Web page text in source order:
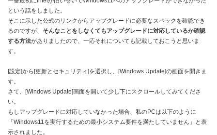
という話をしました。
そこに示した公式のリンクからアップグレードに必要なスペックを確認でき
るのですが、 そんなことをしなくてもアップグレードに対応しているか確認
する方法がありましたので、一応それについても記載しておこうと思いま
す。
[設定]から[更新とセキュリティ]を選択し、[Windows Update]の画面を開きま
す。
さて、[Windows Update]画面を開いて少し下にスクロールしてみてくださ
い。
もしアップグレードに対応していなかった場合、私のPCは以下のように
「Windows11を実行するための最小システム要件を満たしていません」と表
示されました。